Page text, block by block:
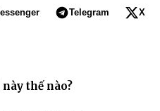
Telegram X
thế nào?